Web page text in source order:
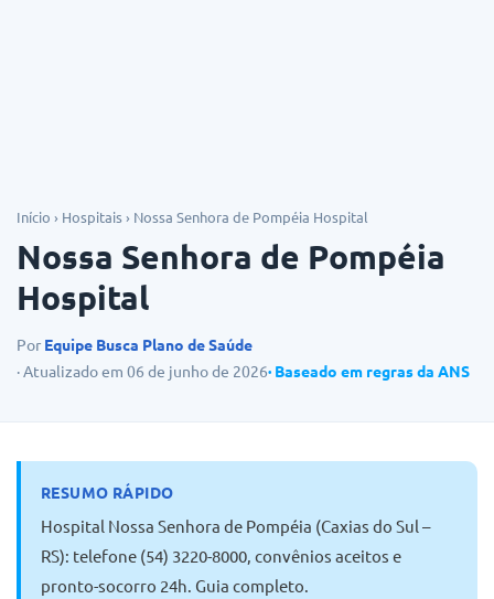
Início › Hospitais› Nossa Senhora de Pompéia Hospital
Nossa Senhora de Pompéia
Hospital
Por Equipe Busca Plano de Saúde
· Atualizado em 06 de junho de 2026· Baseado em regras da ANS
RESUMO RÁPIDO
Hospital Nossa Senhora de Pompéia (Caxias do Sul –
RS): telefone (54) 3220-8000, convênios aceitos e
pronto-socorro 24h. Guia completo.